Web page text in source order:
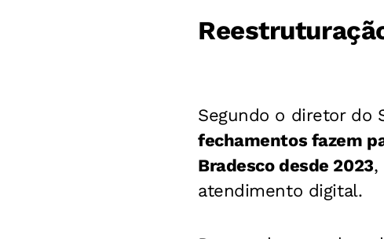
Segundo o diretor do
fechamentos fazem
Bradesco desde 2023,
atendimento digital.